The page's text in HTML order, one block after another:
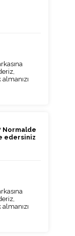
Normalde
edersiniz